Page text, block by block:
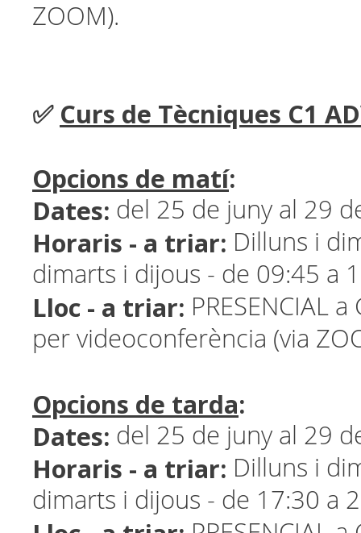
ZOOM).
✅ Curs de Tècniques C1
Opcions de matí:
Dates: del 25 de juny al 29
Horaris - a triar: Dilluns i
dimarts i dijous - de 09:45 a
Lloc - a triar: PRESENCIAL
per videoconferència (via
Opcions de tarda:
Dates: del 25 de juny al 29
Horaris - a triar: Dilluns i
dimarts i dijous - de 17:30 a